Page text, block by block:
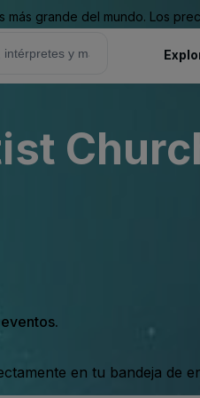
grande del mundo. Los
en tu bandeja de